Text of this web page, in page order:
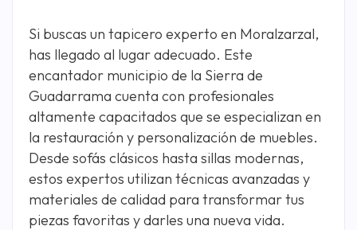
Si buscas un tapicero experto en Moralzarzal,
has llegado al lugar adecuado. Este
encantador municipio de la Sierra de
Guadarrama cuenta con profesionales
altamente capacitados que se especializan en
la restauración y personalización de muebles.
Desde sofás clásicos hasta sillas modernas,
estos expertos utilizan técnicas avanzadas y
materiales de calidad para transformar tus
piezas favoritas y darles una nueva vida.